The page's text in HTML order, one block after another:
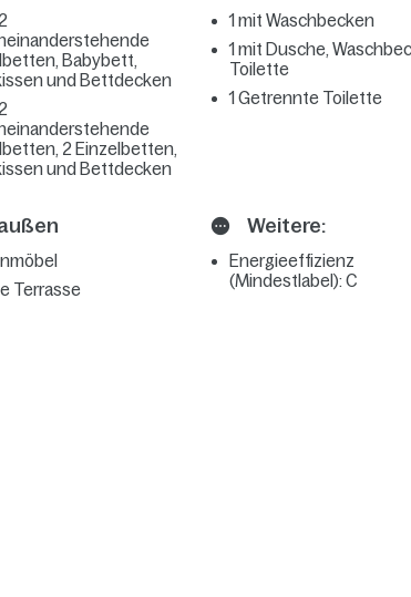
Babybett,
und Bettdecken
2 Einzelbetten,
und Bettdecken
1 mit Waschbecken
1 mit Dusche,
Toilette
1 Getrennte Toilette
Terrasse
Weitere:
Energieeffizienz
(Mindestlabel): C